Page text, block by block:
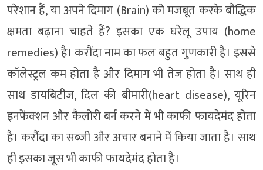
परेशान हैं, या अपने दिमाग (Brain) को मजबूत करके बौद्धिक
क्षमता बढ़ाना चाहते हैं? इसका एक घरेलू उपाय (home
remedies) है। करौंदा नाम का फल बहुत गुणकारी है। इससे
कॉलेस्ट्रल कम होता है और दिमाग भी तेज होता है। साथ ही
साथ डायबिटीज, दिल की बीमारी(heart disease), यूरिन
इनफेंक्शन और कैलोरी बर्न करने में भी काफी फायदेमंद होता
है। करौंदा का सब्जी और अचार बनाने में किया जाता है। साथ
ही इसका जूस भी काफी फायदेमंद होता है।